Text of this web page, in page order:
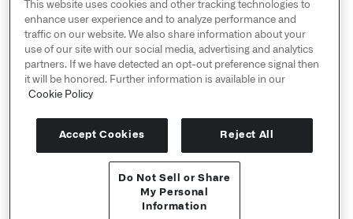
© 2026 Palantir Technologies Inc. All rights
reserved.
Cookies Statement ↗
Privacy Statement ↗
Terms of Use ↗
Do Not Sell or Share My Personal Information
This website uses cookies and other tracking technologies to
enhance user experience and to analyze performance and
traffic on our website. We also share information about your
use of our site with our social media, advertising and analytics
partners. If we have detected an opt-out preference signal then
it will be honored. Further information is available in our
Cookie Policy
Accept Cookies Reject All
Do Not Sell or Share
My Personal
Information